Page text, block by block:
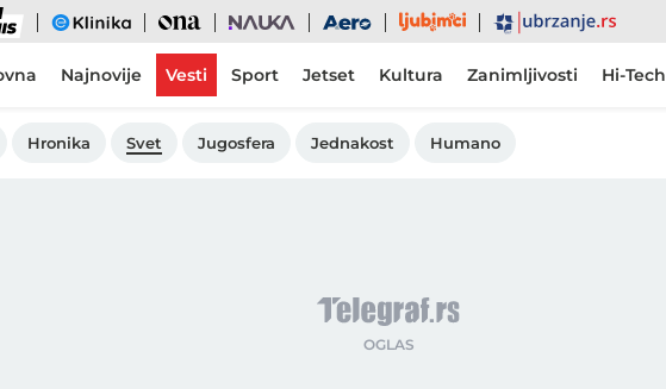
eKlinika Ona Nauka Aero Ljubimci Ubrzanje
Najnovije Vesti Sport Jetset Kultura Zanimljivosti Hi-Tech
Hronika Svet Jugosfera Jednakost Humano